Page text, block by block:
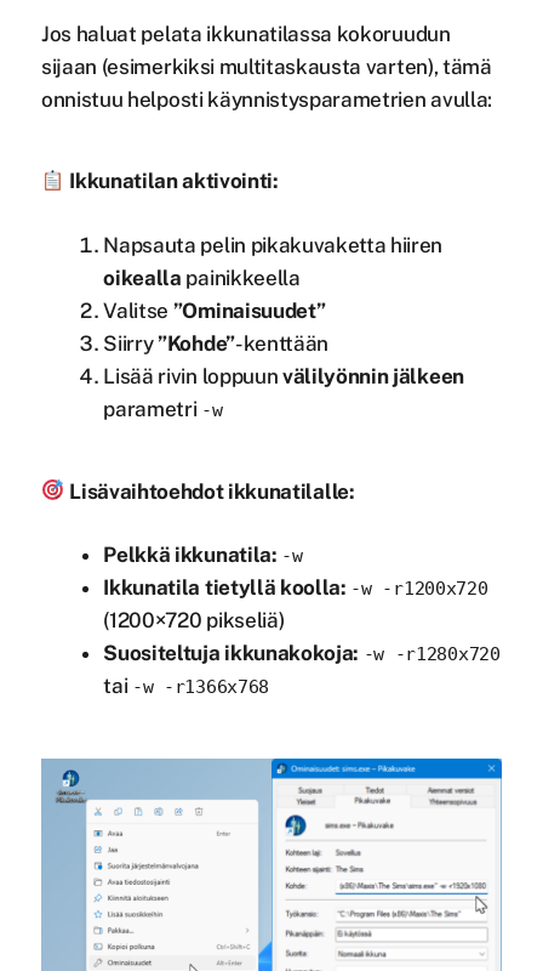
Jos haluat pelata ikkunatilassa kokoruudun
sijaan (esimerkiksi multitaskausta varten), tämä
onnistuu helposti käynnistysparametrien avulla:
Ikkunatilan aktivointi:
Napsauta pelin pikakuvaketta hiiren
oikealla painikkeella
Valitse ”Ominaisuudet”
Siirry ”Kohde”-kenttään
Lisää rivin loppuun välilyönnin jälkeen
parametri -w
Lisävaihtoehdot ikkunatilalle:
Pelkkä ikkunatila: -w
Ikkunatila tietyllä koolla: -w -r1200x720
(1200×720 pikseliä)
Suositeltuja ikkunakokoja: -w -r1280x720
tai -w -r1366x768